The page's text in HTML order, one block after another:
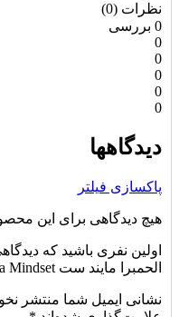
نظرات (0)
0 بررسی
0
0
0
0
0
دیدگاهها
پاکسازی فیلتر
هیچ دیدگاهی برای این
اولین نفری باشید که
الحمبرا مایند ست Alhambra Mindset”
نشانی ایمیل شما منتشر